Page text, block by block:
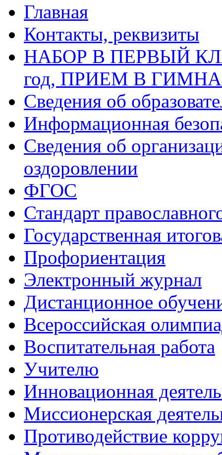
Главная
Контакты, реквизиты
НАБОР В ПЕРВЫЙ
год, ПРИЕМ В
Сведения об
Информационная
Сведения об
оздоровлении
ФГОС
Стандарт
Государственная
Профориентация
Электронный журнал
Дистанционное
Всероcсийская
Воспитательная работа
Учителю
Инновационная
Миссионерская
Противодействие